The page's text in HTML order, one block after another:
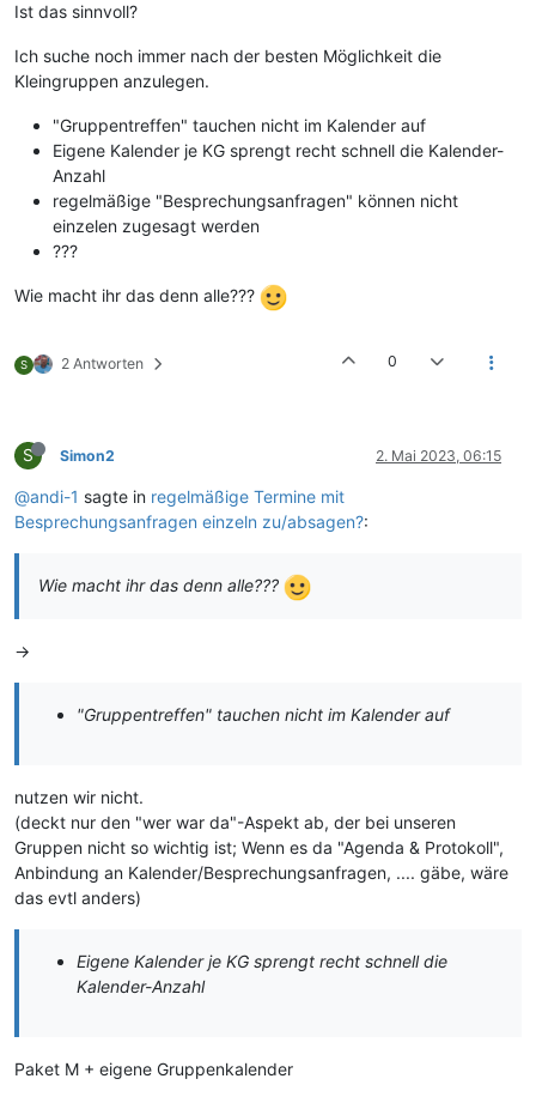
Ist das sinnvoll?
Ich suche noch immer nach der besten Möglichkeit die
Kleingruppen anzulegen.
"Gruppentreffen" tauchen nicht im Kalender auf
Eigene Kalender je KG sprengt recht schnell die Kalender-
Anzahl
regelmäßige "Besprechungsanfragen" können nicht
einzelen zugesagt werden
???
Wie macht ihr das denn alle???
S 2 Antworten 0
S Simon2 2. Mai 2023, 06:15
@andi-1 sagte in regelmäßige Termine mit
Besprechungsanfragen einzeln zu/absagen?:
Wie macht ihr das denn alle???
->
"Gruppentreffen" tauchen nicht im Kalender auf
nutzen wir nicht.
(deckt nur den "wer war da"-Aspekt ab, der bei unseren
Gruppen nicht so wichtig ist; Wenn es da "Agenda & Protokoll",
Anbindung an Kalender/Besprechungsanfragen, .... gäbe, wäre
das evtl anders)
Eigene Kalender je KG sprengt recht schnell die
Kalender-Anzahl
Paket M + eigene Gruppenkalender